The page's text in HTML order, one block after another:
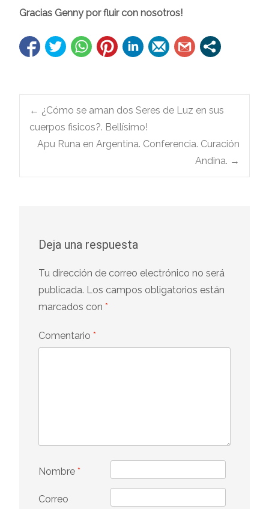
Gracias Genny por fluir con nosotros!
Navegación
de
← ¿Cómo se aman dos Seres de Luz en sus
cuerpos fisicos?. Bellísimo!
Apu Runa en Argentina. Conferencia. Curación
Andina. →
Deja una respuesta
Tu dirección de correo electrónico no será
publicada. Los campos obligatorios están
marcados con *
Comentario *
Nombre *
Correo